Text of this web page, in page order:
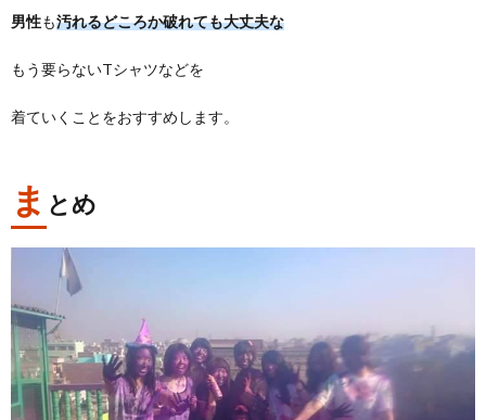
男性も汚れるどころか破れても大丈夫な
もう要らないTシャツなどを
着ていくことをおすすめします。
ま とめ